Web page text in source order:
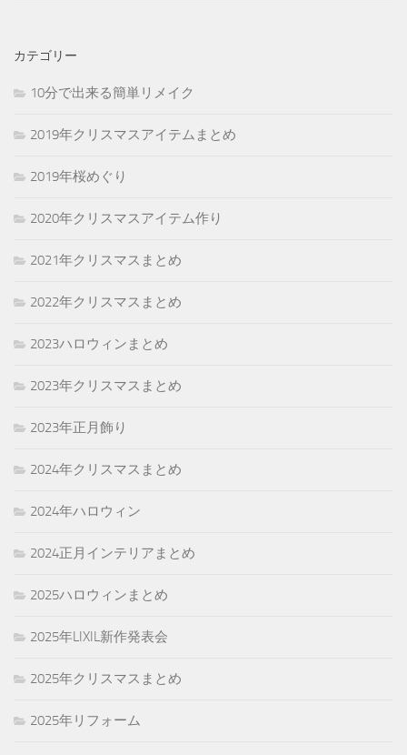
カテゴリー
10分で出来る簡単リメイク
2019年クリスマスアイテムまとめ
2019年桜めぐり
2020年クリスマスアイテム作り
2021年クリスマスまとめ
2022年クリスマスまとめ
2023ハロウィンまとめ
2023年クリスマスまとめ
2023年正月飾り
2024年クリスマスまとめ
2024年ハロウィン
2024正月インテリアまとめ
2025ハロウィンまとめ
2025年LIXIL新作発表会
2025年クリスマスまとめ
2025年リフォーム